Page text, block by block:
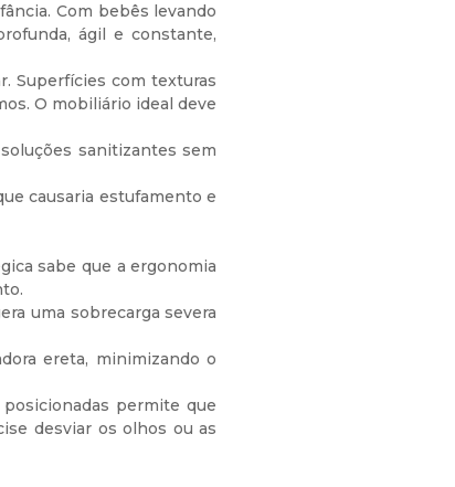
Com bebês levando
ágil e constante,
Superfícies com texturas
O mobiliário ideal deve
sanitizantes sem
causaria estufamento e
sabe que a ergonomia
uma sobrecarga severa
ereta, minimizando o
permite que
desviar os olhos ou as